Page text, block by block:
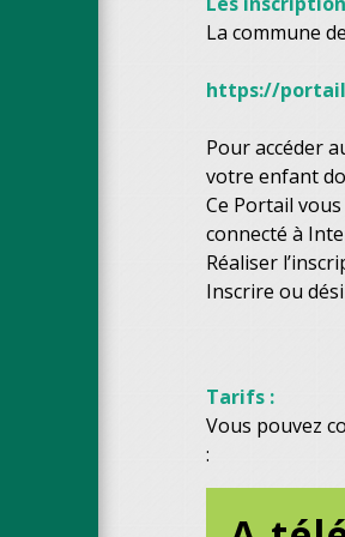
La commune
https://
Pour accéder
votre enfant
Ce Portail
connecté à
Réaliser
Inscrire ou
Tarifs :
Vous pouvez
: